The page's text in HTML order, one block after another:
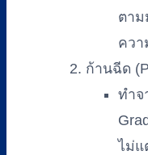
ตาม
คว
ก้านฉีด
ทำจ
ไม่แ